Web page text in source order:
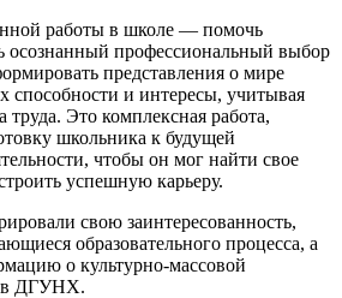
работы в школе — помочь
осознанный профессиональный выбор
представления о мире
способности и интересы, учитывая
Это комплексная работа,
школьника к будущей
чтобы он мог найти свое
успешную карьеру.
свою заинтересованность,
образовательного процесса, а
о культурно-массовой
ДГУНХ.